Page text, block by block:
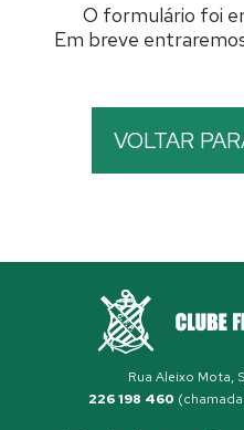
O formulário foi
Em breve
VOLTAR
Rua Aleixo Mota,
226 198 460